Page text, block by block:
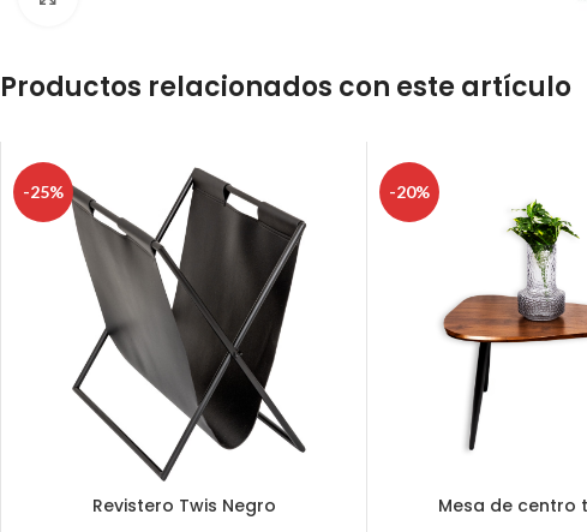
Productos relacionados con este artículo
-25%
Revistero Twis Negro
-20%
Mesa de centro